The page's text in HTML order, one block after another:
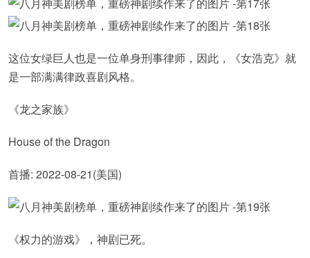
这位女绿巨人也是一位单身刑事律师，因此，《女浩克》就
是一部满满律政喜剧风格。
《龙之家族》
House of the Dragon
首播: 2022-08-21(美国)
《权力的游戏》，神剧已死。